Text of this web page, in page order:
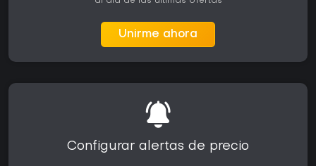
Unirme ahora
Configurar alertas de precio